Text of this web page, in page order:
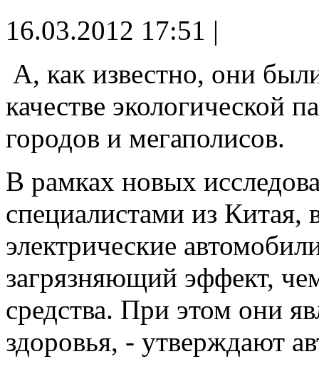
16.03.2012 17:51 |
А, как известно, они
качестве экологической
городов и мегаполисов.
В рамках новых
специалистами из Китая,
электрические
загрязняющий эффект,
средства. При этом они
здоровья, - утверждают